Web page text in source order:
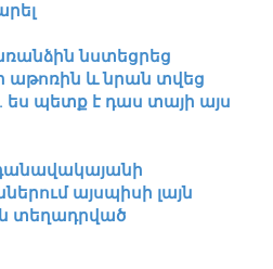
նստեցրեց
աթոռին և նրան տվեց
ես պետք է դաս տայի այս
այսպիսի լայն
տեղադրված